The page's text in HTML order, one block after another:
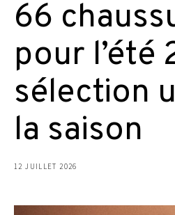
66
pour l’été
sélection
la saison
12 JUILLET 2026